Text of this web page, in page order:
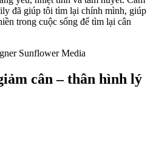
đã giúp tôi tìm lại chính mình, giúp
trong cuộc sống để tìm lại cân
Sunflower Media
cân – thân hình lý